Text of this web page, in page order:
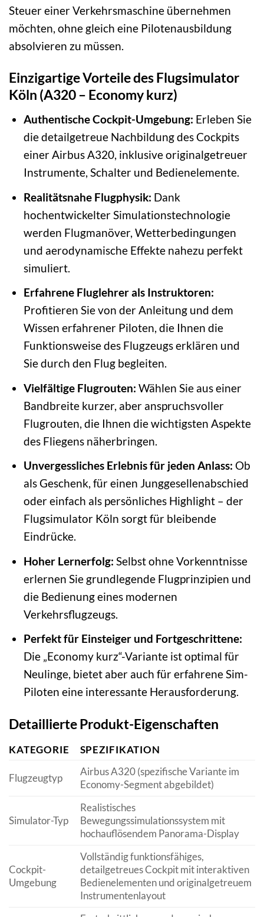
Steuer einer Verkehrsmaschine übernehmen
möchten, ohne gleich eine Pilotenausbildung
absolvieren zu müssen.
Einzigartige Vorteile des Flugsimulator
Köln (A320 – Economy kurz)
Authentische Cockpit-Umgebung: Erleben Sie
die detailgetreue Nachbildung des Cockpits
einer Airbus A320, inklusive originalgetreuer
Instrumente, Schalter und Bedienelemente.
Realitätsnahe Flugphysik: Dank
hochentwickelter Simulationstechnologie
werden Flugmanöver, Wetterbedingungen
und aerodynamische Effekte nahezu perfekt
simuliert.
Erfahrene Fluglehrer als Instruktoren:
Profitieren Sie von der Anleitung und dem
Wissen erfahrener Piloten, die Ihnen die
Funktionsweise des Flugzeugs erklären und
Sie durch den Flug begleiten.
Vielfältige Flugrouten: Wählen Sie aus einer
Bandbreite kurzer, aber anspruchsvoller
Flugrouten, die Ihnen die wichtigsten Aspekte
des Fliegens näherbringen.
Unvergessliches Erlebnis für jeden Anlass: Ob
als Geschenk, für einen Junggesellenabschied
oder einfach als persönliches Highlight – der
Flugsimulator Köln sorgt für bleibende
Eindrücke.
Hoher Lernerfolg: Selbst ohne Vorkenntnisse
erlernen Sie grundlegende Flugprinzipien und
die Bedienung eines modernen
Verkehrsflugzeugs.
Perfekt für Einsteiger und Fortgeschrittene:
Die „Economy kurz“-Variante ist optimal für
Neulinge, bietet aber auch für erfahrene Sim-
Piloten eine interessante Herausforderung.
Detaillierte Produkt-Eigenschaften
KATEGORIE SPEZIFIKATION
Flugzeugtyp
Airbus A320 (spezifische Variante im
Economy-Segment abgebildet)
Simulator-Typ
Realistisches
Bewegungssimulationssystem mit
hochauflösendem Panorama-Display
Cockpit-
Umgebung
Vollständig funktionsfähiges,
detailgetreues Cockpit mit interaktiven
Bedienelementen und originalgetreuem
Instrumentenlayout